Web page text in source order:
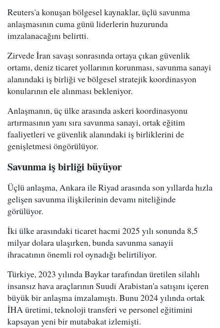
Reuters'a konuşan bölgesel kaynaklar, üçlü savunma
anlaşmasının cuma günü liderlerin huzurunda
imzalanacağını belirtti.
Zirvede İran savaşı sonrasında ortaya çıkan güvenlik
ortamı, deniz ticaret yollarının korunması, savunma sanayi
alanındaki iş birliği ve bölgesel stratejik koordinasyon
konularının ele alınması bekleniyor.
Anlaşmanın, üç ülke arasında askeri koordinasyonu
artırmasının yanı sıra savunma sanayi, ortak eğitim
faaliyetleri ve güvenlik alanındaki iş birliklerini de
genişletmesi öngörülüyor.
Savunma iş birliği büyüyor
Üçlü anlaşma, Ankara ile Riyad arasında son yıllarda hızla
gelişen savunma ilişkilerinin devamı niteliğinde
görülüyor.
İki ülke arasındaki ticaret hacmi 2025 yılı sonunda 8,5
milyar dolara ulaşırken, bunda savunma sanayii
ihracatının önemli rol oynadığı belirtiliyor.
Türkiye, 2023 yılında Baykar tarafından üretilen silahlı
insansız hava araçlarının Suudi Arabistan'a satışını içeren
büyük bir anlaşma imzalamıştı. Bunu 2024 yılında ortak
İHA üretimi, teknoloji transferi ve personel eğitimini
kapsayan yeni bir mutabakat izlemişti.